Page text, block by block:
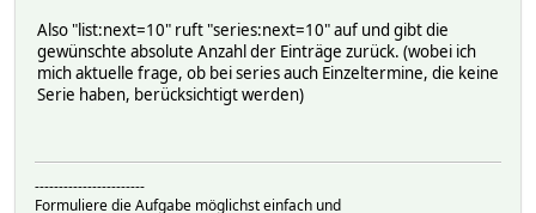
Also "list:next=10" ruft "series:next=10" auf und gibt die
gewünschte absolute Anzahl der Einträge zurück. (wobei ich
mich aktuelle frage, ob bei series auch Einzeltermine, die keine
Serie haben, berücksichtigt werden)
-----------------------
Formuliere die Aufgabe möglichst einfach und